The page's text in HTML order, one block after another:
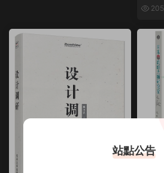
205
站點公告